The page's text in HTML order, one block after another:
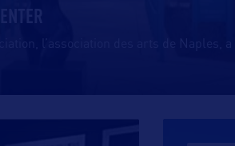
l’association des arts de Naples, a